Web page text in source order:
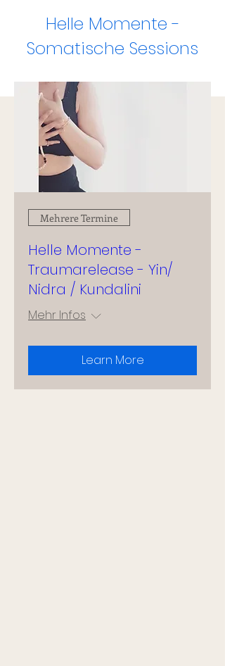
Helle Momente -
Somatische Sessions
Mehrere Termine
Helle Momente -
Traumarelease - Yin/
Nidra / Kundalini
Mehr Infos
Learn More